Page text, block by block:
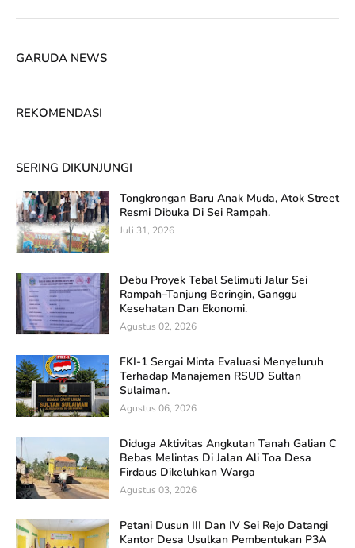
GARUDA NEWS
REKOMENDASI
SERING DIKUNJUNGI
Tongkrongan Baru Anak Muda, Atok Street
Resmi Dibuka Di Sei Rampah.
Juli 31, 2026
Debu Proyek Tebal Selimuti Jalur Sei
Rampah–Tanjung Beringin, Ganggu
Kesehatan Dan Ekonomi.
Agustus 02, 2026
FKI-1 Sergai Minta Evaluasi Menyeluruh
Terhadap Manajemen RSUD Sultan
Sulaiman.
Agustus 06, 2026
Diduga Aktivitas Angkutan Tanah Galian C
Bebas Melintas Di Jalan Ali Toa Desa
Firdaus Dikeluhkan Warga
Agustus 03, 2026
Petani Dusun III Dan IV Sei Rejo Datangi
Kantor Desa Usulkan Pembentukan P3A